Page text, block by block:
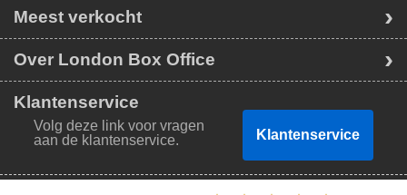
musical die al dertig jaar lang het publiek weet te boeien.
Meest verkocht
Over London Box Office
Klantenservice
Volg deze link voor vragen
aan de klantenservice.
Klantenservice